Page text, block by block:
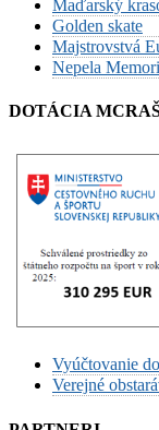
Maďarský
Golden skate
Majstrovstvá
Nepela
DOTÁCIA
Vyúčtovanie
Verejné